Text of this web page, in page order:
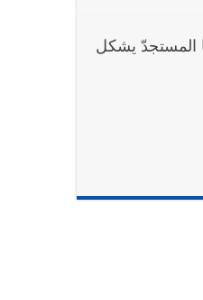
المستجدّ يشكل